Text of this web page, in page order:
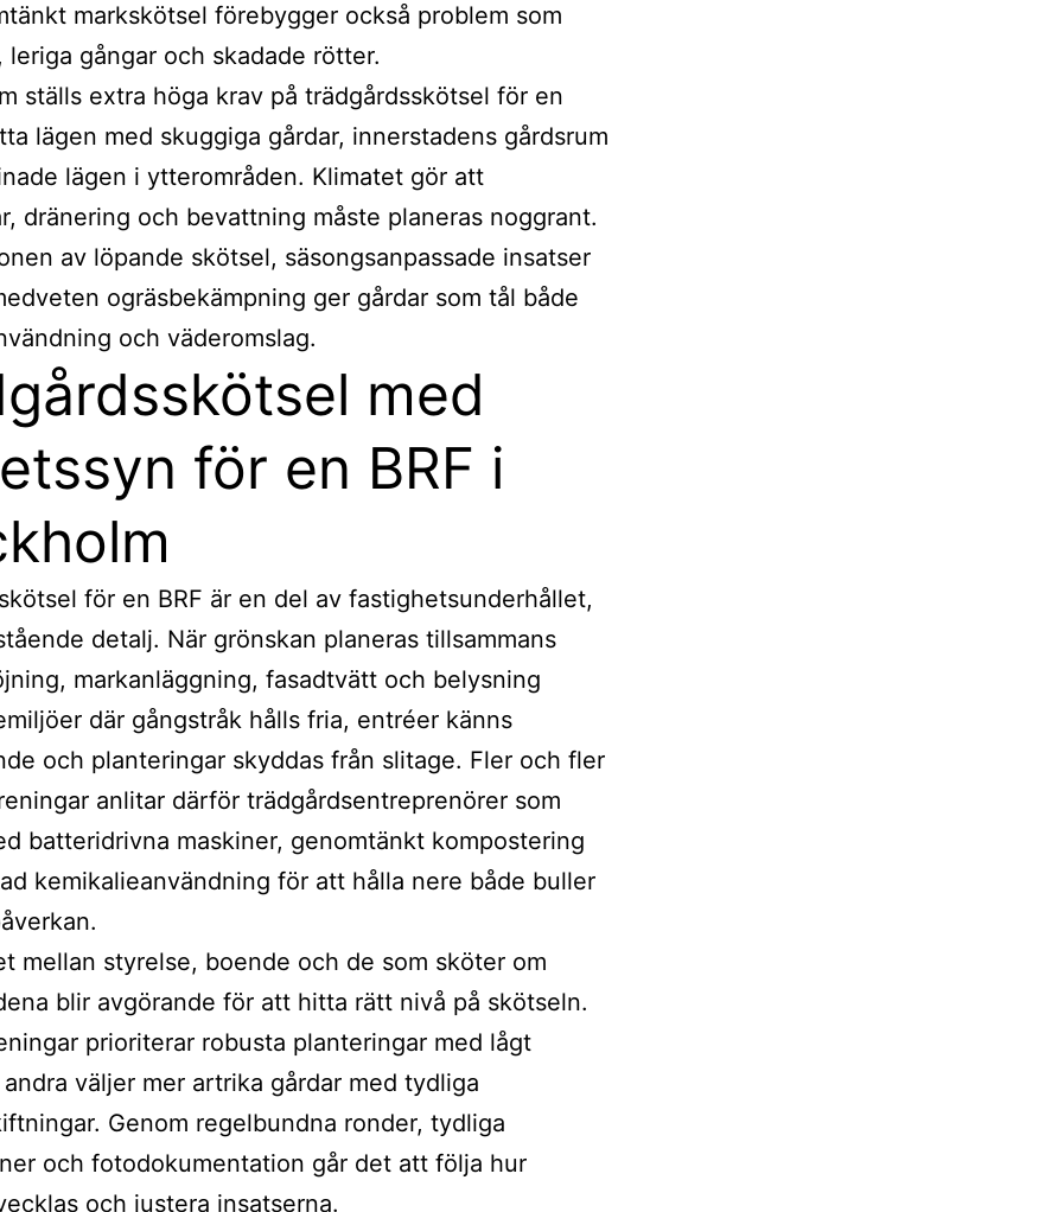
markskötsel förebygger också problem som
leriga gångar och skadade rötter.
ställs extra höga krav på trädgårdsskötsel för en
lägen med skuggiga gårdar, innerstadens gårdsrum
lägen i ytterområden. Klimatet gör att
dränering och bevattning måste planeras noggrant.
av löpande skötsel, säsongsanpassade insatser
ogräsbekämpning ger gårdar som tål både
och väderomslag.
med
för en BRF i
för en BRF är en del av fastighetsunderhållet,
detalj. När grönskan planeras tillsammans
markanläggning, fasadtvätt och belysning
där gångstråk hålls fria, entréer känns
och planteringar skyddas från slitage. Fler och fler
anlitar därför trädgårdsentreprenörer som
batteridrivna maskiner, genomtänkt kompostering
kemikalieanvändning för att hålla nere både buller
mellan styrelse, boende och de som sköter om
blir avgörande för att hitta rätt nivå på skötseln.
prioriterar robusta planteringar med lågt
väljer mer artrika gårdar med tydliga
Genom regelbundna ronder, tydliga
och fotodokumentation går det att följa hur
och justera insatserna.